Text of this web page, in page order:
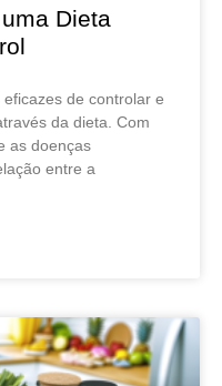
Dieta
de controlar e
da dieta. Com
as doenças
entre a